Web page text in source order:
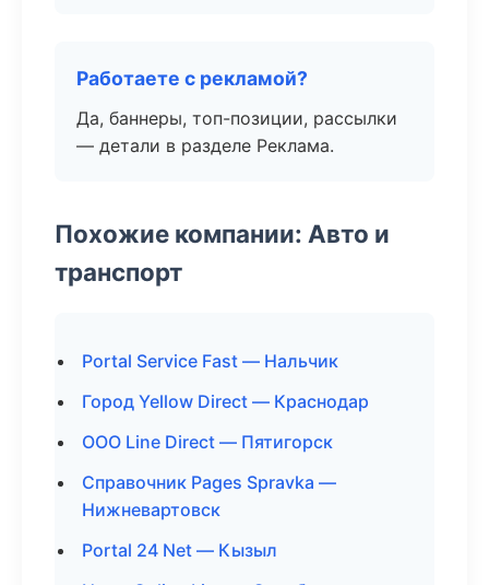
Работаете с рекламой?
Да, баннеры, топ-позиции, рассылки
— детали в разделе Реклама.
Похожие компании: Авто и
транспорт
Portal Service Fast — Нальчик
Город Yellow Direct — Краснодар
ООО Line Direct — Пятигорск
Справочник Pages Spravka —
Нижневартовск
Portal 24 Net — Кызыл